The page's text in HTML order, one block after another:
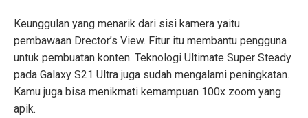
Keunggulan yang menarik dari sisi kamera yaitu
pembawaan Drector’s View. Fitur itu membantu pengguna
untuk pembuatan konten. Teknologi Ultimate Super Steady
pada Galaxy S21 Ultra juga sudah mengalami peningkatan.
Kamu juga bisa menikmati kemampuan 100x zoom yang
apik.